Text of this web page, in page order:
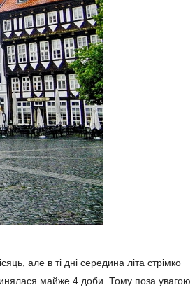
але в ті дні середина літа стрімко
майже 4 доби. Тому поза увагою